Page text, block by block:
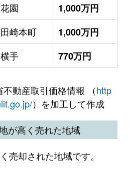
花園
1,000万円
田崎本町
1,000万円
横手 770万円
動産取引価格情報 （http
）を加工して作成
が高く売れた地域
売却された地域です。